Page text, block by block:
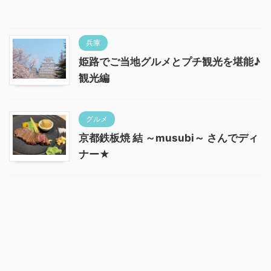
兵庫
姫路でご当地グルメとプチ観光を堪能♪
観光編
グルメ
京都鉄板焼 結 ～musubi～ さんでディ
ナー★